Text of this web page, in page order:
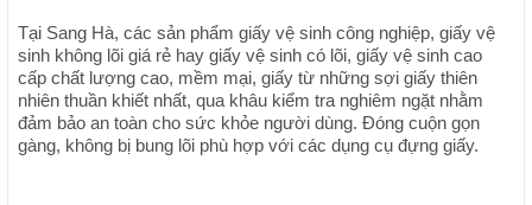
Tại Sang Hà, các sản phẩm giấy vệ sinh công nghiệp, giấy vệ
sinh không lõi giá rẻ hay giấy vệ sinh có lõi, giấy vệ sinh cao
cấp chất lượng cao, mềm mại, giấy từ những sợi giấy thiên
nhiên thuần khiết nhất, qua khâu kiểm tra nghiêm ngặt nhằm
đảm bảo an toàn cho sức khỏe người dùng. Đóng cuộn gọn
gàng, không bị bung lõi phù hợp với các dụng cụ đựng giấy.